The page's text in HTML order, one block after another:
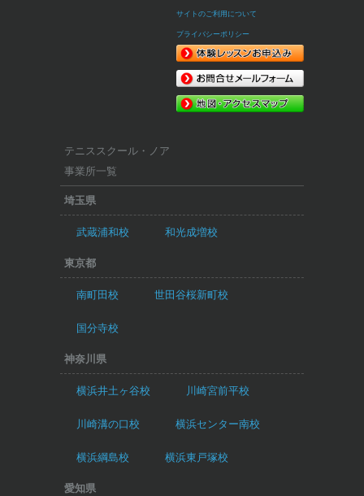
サイトのご利用について
プライバシーポリシー
テニススクール・ノア
事業所一覧
埼玉県
武蔵浦和校 和光成増校
東京都
南町田校 世田谷桜新町校
国分寺校
神奈川県
横浜井土ヶ谷校 川崎宮前平校
川崎溝の口校 横浜センター南校
横浜綱島校 横浜東戸塚校
愛知県